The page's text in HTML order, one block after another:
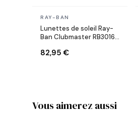
En stock
RAY-BAN
Lunettes de soleil Ray-
Ban Clubmaster RB3016
82,95 €
Vous aimerez aussi